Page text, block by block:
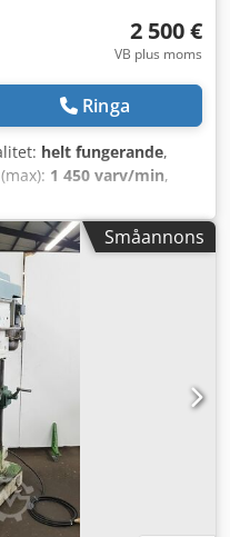
2 500 €
VB plus moms
Ringa
helt fungerande,
1 450 varv/min,
av märket
gott begagnat skick, som
Tillverkare: Alzmetall •
1 450 varv/min •
0,1/0,2/0,3
• T-spårbredd: ca 14
Begagnad,
speditör: ca 190 €
Du får en faktura med
Afuja
överenskommelse i
från platsen 42855
kan vara felaktiga och
Småannons